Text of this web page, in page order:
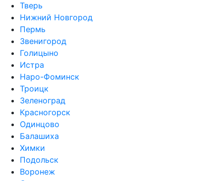
Тверь
Нижний Новгород
Пермь
Звенигород
Голицыно
Истра
Наро-Фоминск
Троицк
Зеленоград
Красногорск
Одинцово
Балашиха
Химки
Подольск
Воронеж